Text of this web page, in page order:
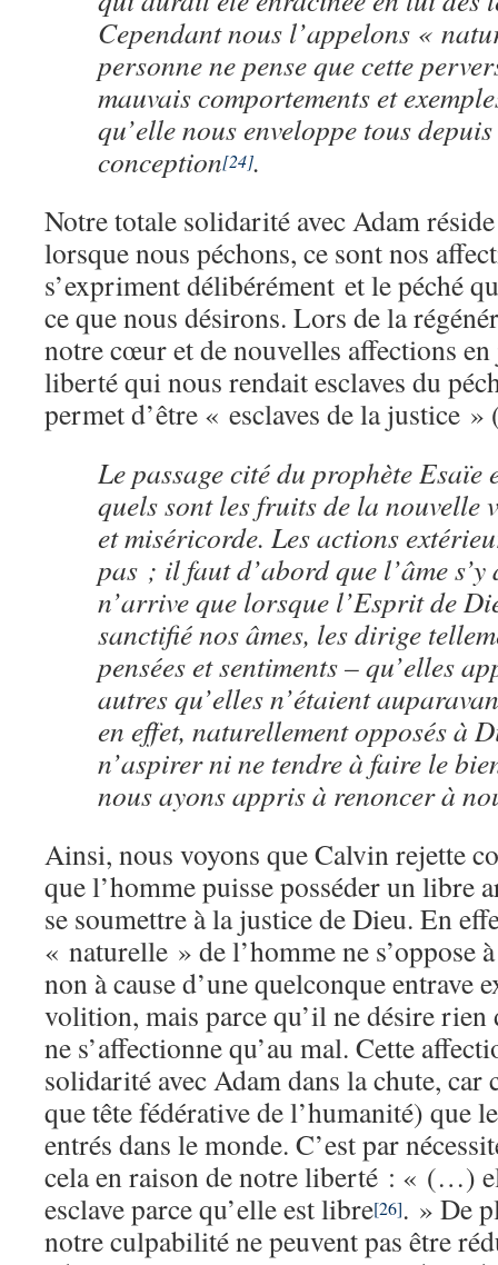
Cependant nous l’appelons «
personne ne pense que cette
mauvais comportements et
qu’elle nous enveloppe tous
conception[24].
Notre totale solidarité avec Adam
lorsque nous péchons, ce sont nos
s’expriment délibérément et le péché
ce que nous désirons. Lors de la
notre cœur et de nouvelles affections
liberté qui nous rendait esclaves du
permet d’être « esclaves de la justice
Le passage cité du prophète Esaïe
quels sont les fruits de la nouvelle
et miséricorde. Les actions
pas ; il faut d’abord que l’âme
n’arrive que lorsque l’Esprit de
sanctifié nos âmes, les dirige
pensées et sentiments – qu’elles
autres qu’elles n’étaient
en effet, naturellement opposés à
n’aspirer ni ne tendre à faire le
nous ayons appris à renoncer à
Ainsi, nous voyons que Calvin rejette
que l’homme puisse posséder un libre
se soumettre à la justice de Dieu. En
« naturelle » de l’homme ne s’oppose
non à cause d’une quelconque entrave
volition, mais parce qu’il ne désire rien
ne s’affectionne qu’au mal. Cette
solidarité avec Adam dans la chute, car
que tête fédérative de l’humanité) que
entrés dans le monde. C’est par
cela en raison de notre liberté : « (…)
esclave parce qu’elle est libre[26]. » De
notre culpabilité ne peuvent pas être